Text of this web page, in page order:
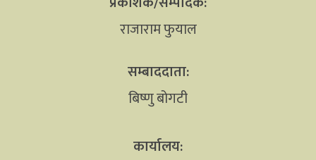
राजाराम फुयाल
सम्बाददाता:
बिष्णु बोगटी
कार्यालय: